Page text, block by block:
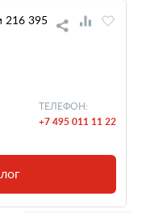
216 395
ТЕЛЕФОН:
+7 495 011 11 22